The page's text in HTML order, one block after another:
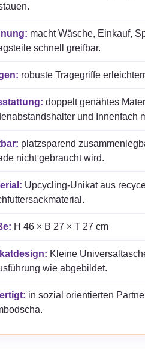
macht Wäsche, Einkauf,
schnell greifbar.
robuste Tragegriffe
doppelt genähtes
und Innenfach
platzsparend
nicht gebraucht wird.
Upcycling-Unikat aus
H 46 × B 27 × T 27 cm
Kleine
wie abgebildet.
in sozial orientierten